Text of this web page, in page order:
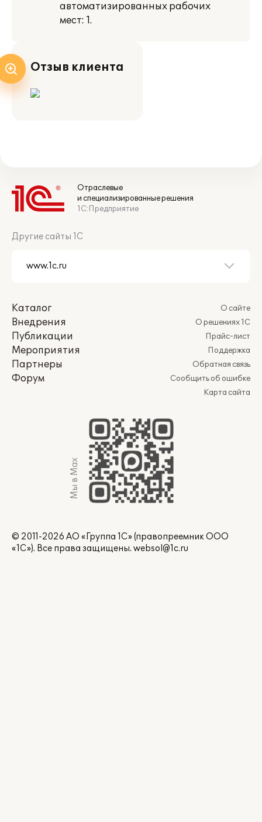
автоматизированных рабочих
мест: 1.
Отзыв клиента
Отраслевые
и специализированные решения
1С:Предприятие
Другие сайты 1С
Каталог
Внедрения
Публикации
Мероприятия
Партнеры
Форум
О сайте
О решениях 1С
Прайс-лист
Поддержка
Обратная связь
Сообщить об ошибке
Карта сайта
Мы в Max
© 2011-2026 АО «Группа 1С» (правопреемник ООО
«1С»). Все права защищены. websol@1c.ru